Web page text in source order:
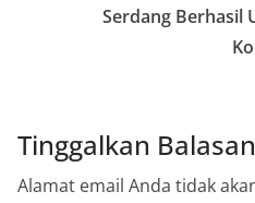
Serdang Berhasil
Tinggalkan Balasan
Alamat email Anda tidak